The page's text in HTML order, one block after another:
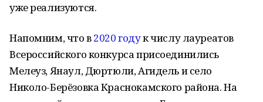
уже реализуются.
Напомним, что в2020 годук числу лауреатов
Всероссийского конкурса присоединились
Мелеуз, Янаул, Дюртюли, Агидель и село
Николо-Берёзовка Краснокамского района. На